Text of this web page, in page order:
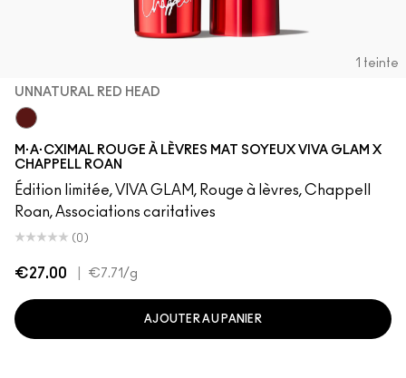
1 teinte
UNNATURAL RED HEAD
UnNatural Red Head
M·A·CXIMAL ROUGE À LÈVRES MAT SOYEUX VIVA GLAM X
CHAPPELL ROAN
Édition limitée, VIVA GLAM, Rouge à lèvres, Chappell
Roan, Associations caritatives
(0)
€27.00 €7.71 /g
AJOUTER AU PANIER